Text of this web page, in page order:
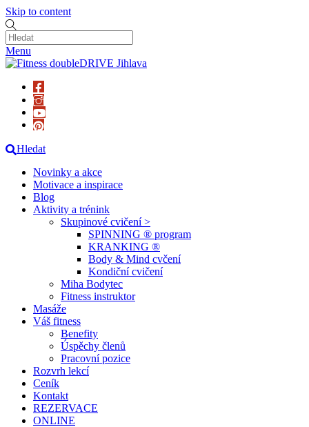
Skip to content
Menu
Hledat
Novinky a akce
Motivace a inspirace
Blog
Aktivity a trénink
Skupinové cvičení >
SPINNING ® program
KRANKING ®
Body & Mind cvčení
Kondiční cvičení
Miha Bodytec
Fitness instruktor
Masáže
Váš fitness
Benefity
Úspěchy členů
Pracovní pozice
Rozvrh lekcí
Ceník
Kontakt
REZERVACE
ONLINE